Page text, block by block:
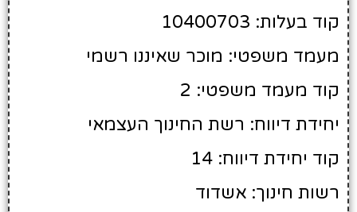
קוד בעלות: 10400703
מעמד משפטי: מוכר שאיננו רשמי
קוד מעמד משפטי: 2
יחידת דיווח: רשת החינוך העצמאי
קוד יחידת דיווח: 14
רשות חינוך: אשדוד